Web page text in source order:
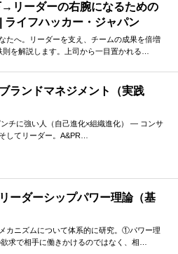
リーダーの右腕になるための
ライフハッカー・ジャパン
たへ。リーダーを支え、チームの成果を倍増
を解説します。上司から一目置かれる…
ランドマネジメント（実践
チに強い人（自己進化×組織進化） ― コンサ
してリーダー。A&PR…
ーダーシップパワー理論（基
カニズムについて体系的に研究。①パワー理
求で相手に働きかけるのではなく、相…